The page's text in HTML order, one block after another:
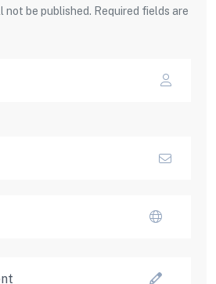
not be published. Required fields are